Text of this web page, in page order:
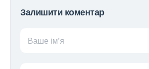
Залишити коментар
Ваше ім’я